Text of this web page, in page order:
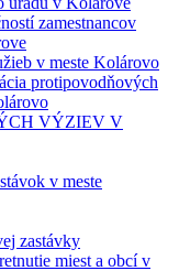
zamestnancov
v meste Kolárovo
protipovodňových
VÝZIEV V
v meste
zastávky
miest a obcí v